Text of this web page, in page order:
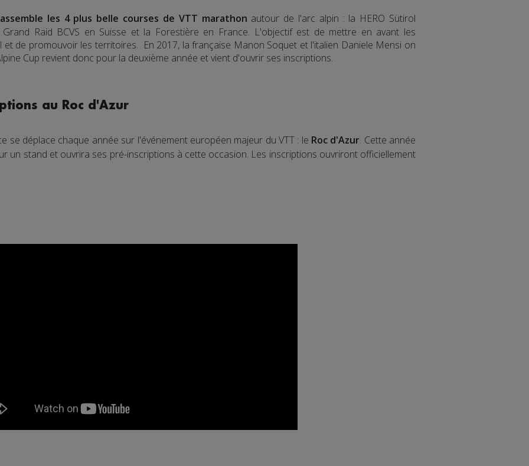
les 4 plus belle courses de VTT marathon autour de l'arc alpin : la HERO Sütirol
Raid BCVS en Suisse et la Forestière en France. L'objectif est de mettre en avant les
et de promouvoir les territoires. En 2017, la française Manon Soquet et l'italien Daniele Mensi on
Cup revient donc pour la deuxième année et vient d'ouvrir ses inscriptions.
au Roc d'Azur
se déplace chaque année sur l'événement européen majeur du VTT : le Roc d'Azur. Cette année
un stand et ouvrira ses pré-inscriptions à cette occasion. Les inscriptions ouvriront officiellement